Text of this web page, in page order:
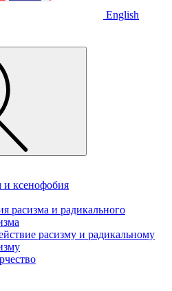
English
и ксенофобия
расизма и радикального
расизму и радикальному